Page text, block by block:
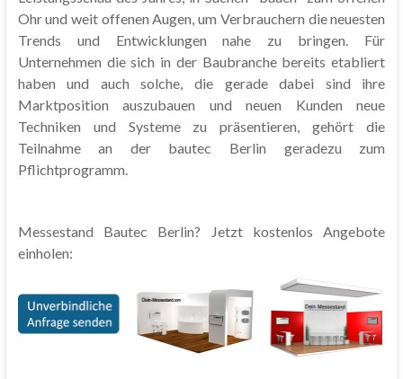
Ohr und weit offenen Augen, um Verbrauchern die neuesten
Trends und Entwicklungen nahe zu bringen. Für
Unternehmen die sich in der Baubranche bereits etabliert
haben und auch solche, die gerade dabei sind ihre
Marktposition auszubauen und neuen Kunden neue
Techniken und Systeme zu präsentieren, gehört die
Teilnahme an der bautec Berlin geradezu zum
Pflichtprogramm.
Messestand Bautec Berlin? Jetzt kostenlos Angebote
einholen: